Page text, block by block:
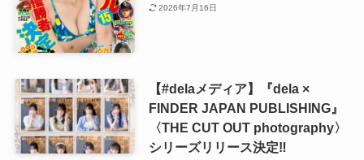
2026年7月16日
【#delaメディア】『dela ×
FINDER JAPAN PUBLISHING』
〈THE CUT OUT photography〉
シリーズリリース決定‼️